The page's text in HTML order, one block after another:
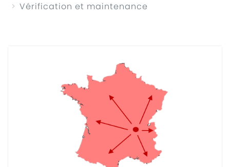
Vérification et maintenance